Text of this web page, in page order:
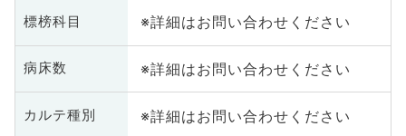
標榜科目 ※詳細はお問い合わせください
病床数 ※詳細はお問い合わせください
カルテ種別 ※詳細はお問い合わせください